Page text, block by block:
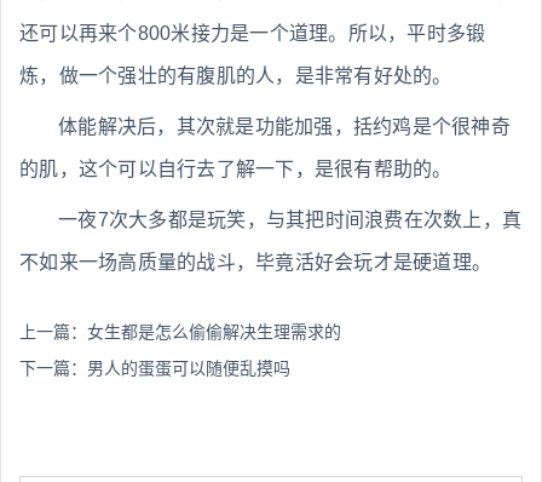
还可以再来个800米接力是一个道理。所以，平时多锻
炼，做一个强壮的有腹肌的人，是非常有好处的。
体能解决后，其次就是功能加强，括约鸡是个很神奇
的肌，这个可以自行去了解一下，是很有帮助的。
一夜7次大多都是玩笑，与其把时间浪费在次数上，真
不如来一场高质量的战斗，毕竟活好会玩才是硬道理。
上一篇： 女生都是怎么偷偷解决生理需求的
下一篇： 男人的蛋蛋可以随便乱摸吗